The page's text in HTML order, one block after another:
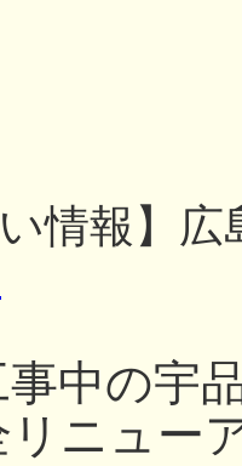
情報】
中の宇
ニュー